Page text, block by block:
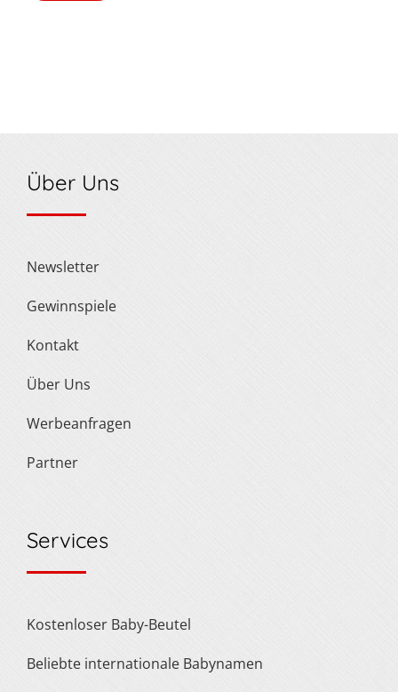
Über Uns
Newsletter
Gewinnspiele
Kontakt
Über Uns
Werbeanfragen
Partner
Services
Kostenloser Baby-Beutel
Beliebte internationale Babynamen